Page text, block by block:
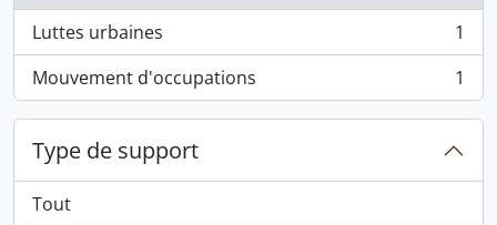
Luttes urbaines
, 1 résultats
1
Mouvement d'occupations
, 1 résultats 1
Type de support
Tout